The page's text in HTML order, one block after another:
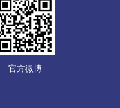
官方微博